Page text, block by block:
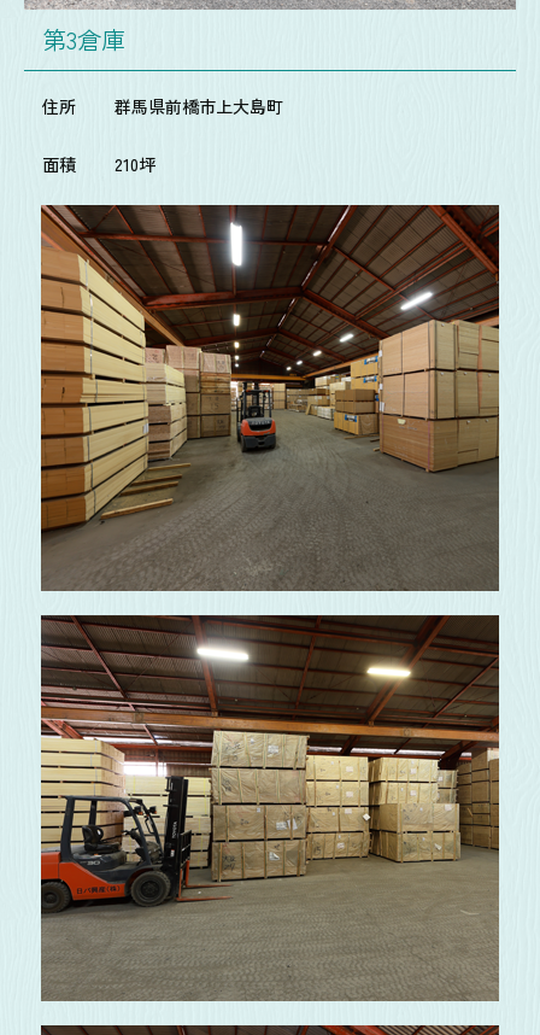
第3倉庫
住所 群馬県前橋市上大島町
面積 210坪